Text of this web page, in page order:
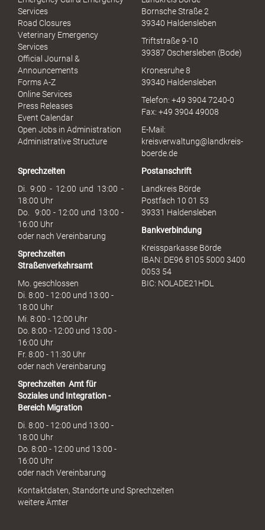
u
h
Services
Road Closures
Veterinary Emergency
Services
Official Journal &
Announcements
Forms A-Z
Online Services
Press Releases
Event Calendar
Open Jobs in Administration
Administrative Structure
Bornsche Straße 2
39340 Haldensleben
Triftstraße 9-10
39387 Oschersleben (Bode)
Kronesruhe 8
39340 Haldensleben
Telefon: +49 3904 7240-0
Fax: +49 3904 49008
E-Mail:
kreisverwaltung@landkreis-
boerde.de
Sprechzeiten
Di. 9:00 - 12:00 und 13:00 -
18:00 Uhr
Do. 9:00 - 12:00 und 13:00 -
16:00 Uhr
oder nach Vereinbarung
Sprechzeiten
Straßenverkehrsamt
Mo. geschlossen
Di. 8:00 - 12:00 und 13:00 -
18:00 Uhr
Mi. 8:00 - 12:00 Uhr
Do. 8:00 - 12:00 und 13:00 -
16:00 Uhr
Fr. 8:00 - 11:30 Uhr
oder nach Vereinbarung
Sprechzeiten Amt für
Soziales und Integration -
Bereich Migration
Di. 8:00 - 12:00 und 13:00 -
18:00 Uhr
Do. 8:00 - 12:00 und 13:00 -
16:00 Uhr
oder nach Vereinbarung
Postanschrift
Landkreis Börde
Postfach 10 01 53
39331 Haldensleben
Bankverbindung
Kreissparkasse Börde
IBAN: DE96 8105 5000 3400
0053 54
BIC: NOLADE21HDL
Kontaktdaten, Standorte und Sprechzeiten
weitere Ämter